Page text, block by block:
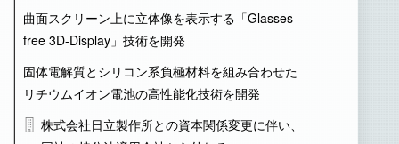
曲面スクリーン上に立体像を表示する「Glasses-
free 3D-Display」技術を開発
固体電解質とシリコン系負極材料を組み合わせた
リチウムイオン電池の高性能化技術を開発
株式会社日立製作所との資本関係変更に伴い、